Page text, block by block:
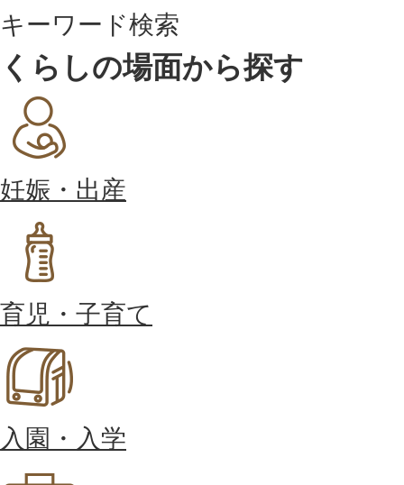
キーワード検索
くらしの場面から探す
妊娠・出産
育児・子育て
入園・入学